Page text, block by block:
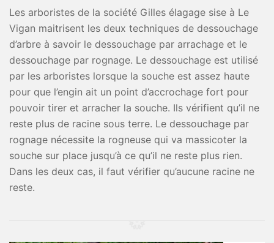
Les arboristes de la société Gilles élagage sise à Le
Vigan maitrisent les deux techniques de dessouchage
d’arbre à savoir le dessouchage par arrachage et le
dessouchage par rognage. Le dessouchage est utilisé
par les arboristes lorsque la souche est assez haute
pour que l’engin ait un point d’accrochage fort pour
pouvoir tirer et arracher la souche. Ils vérifient qu’il ne
reste plus de racine sous terre. Le dessouchage par
rognage nécessite la rogneuse qui va massicoter la
souche sur place jusqu’à ce qu’il ne reste plus rien.
Dans les deux cas, il faut vérifier qu’aucune racine ne
reste.